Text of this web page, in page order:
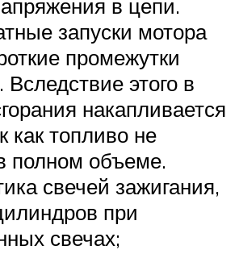
в цепи.
запуски мотора
промежутки
этого в
накапливается
как топливо не
полном объеме.
свечей зажигания,
при
свечах;